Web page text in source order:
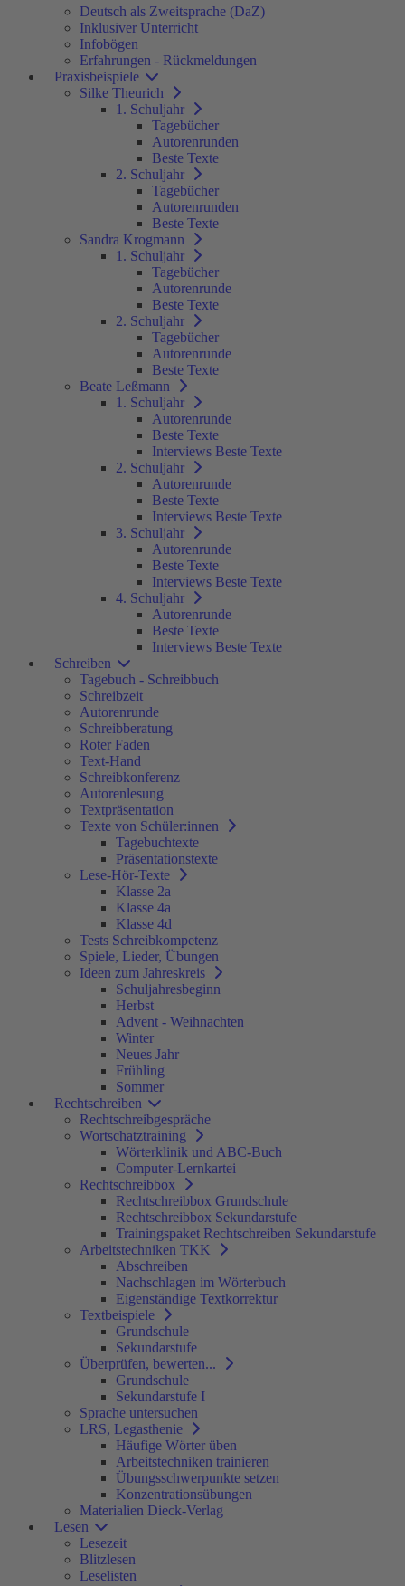
Deutsch als Zweitsprache (DaZ)
Inklusiver Unterricht
Infobögen
Erfahrungen - Rückmeldungen
Praxisbeispiele
Silke Theurich
1. Schuljahr
Tagebücher
Autorenrunden
Beste Texte
2. Schuljahr
Tagebücher
Autorenrunden
Beste Texte
Sandra Krogmann
1. Schuljahr
Tagebücher
Autorenrunde
Beste Texte
2. Schuljahr
Tagebücher
Autorenrunde
Beste Texte
Beate Leßmann
1. Schuljahr
Autorenrunde
Beste Texte
Interviews Beste Texte
2. Schuljahr
Autorenrunde
Beste Texte
Interviews Beste Texte
3. Schuljahr
Autorenrunde
Beste Texte
Interviews Beste Texte
4. Schuljahr
Autorenrunde
Beste Texte
Interviews Beste Texte
Schreiben
Tagebuch - Schreibbuch
Schreibzeit
Autorenrunde
Schreibberatung
Roter Faden
Text-Hand
Schreibkonferenz
Autorenlesung
Textpräsentation
Texte von Schüler:innen
Tagebuchtexte
Präsentationstexte
Lese-Hör-Texte
Klasse 2a
Klasse 4a
Klasse 4d
Tests Schreibkompetenz
Spiele, Lieder, Übungen
Ideen zum Jahreskreis
Schuljahresbeginn
Herbst
Advent - Weihnachten
Winter
Neues Jahr
Frühling
Sommer
Rechtschreiben
Rechtschreibgespräche
Wortschatztraining
Wörterklinik und ABC-Buch
Computer-Lernkartei
Rechtschreibbox
Rechtschreibbox Grundschule
Rechtschreibbox Sekundarstufe
Trainingspaket Rechtschreiben Sekundarstufe
Arbeitstechniken TKK
Abschreiben
Nachschlagen im Wörterbuch
Eigenständige Textkorrektur
Textbeispiele
Grundschule
Sekundarstufe
Überprüfen, bewerten...
Grundschule
Sekundarstufe I
Sprache untersuchen
LRS, Legasthenie
Häufige Wörter üben
Arbeitstechniken trainieren
Übungsschwerpunkte setzen
Konzentrationsübungen
Materialien Dieck-Verlag
Lesen
Lesezeit
Blitzlesen
Leselisten